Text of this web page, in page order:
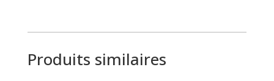
Produits similaires